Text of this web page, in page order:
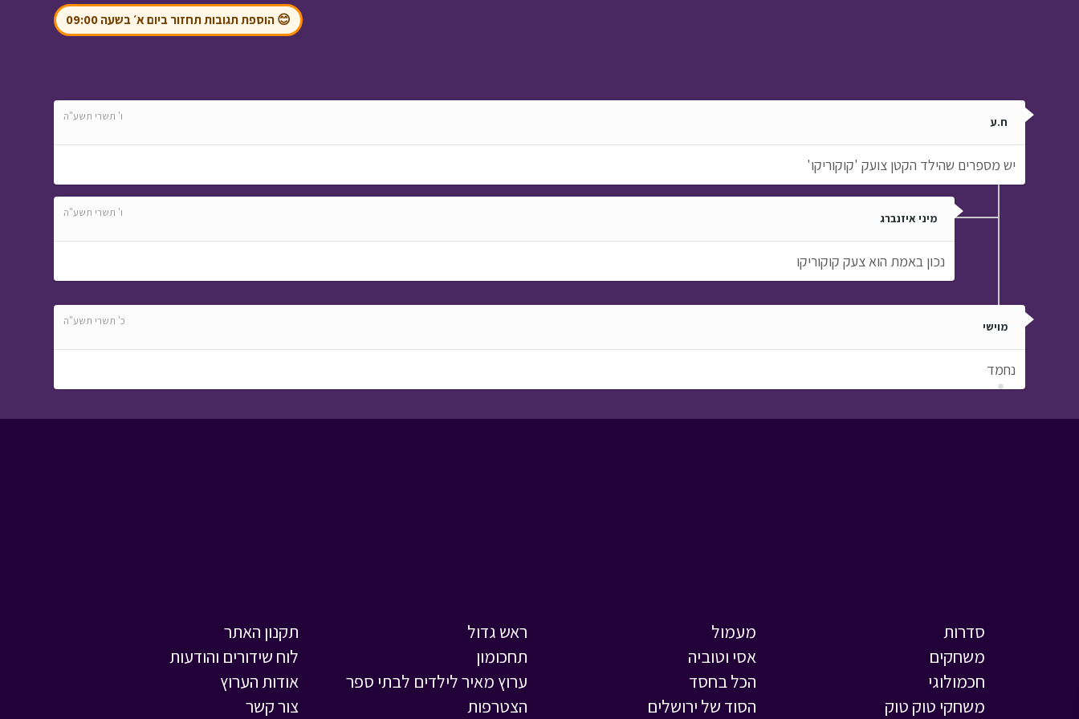
גיבוש ב• מתוך ניידת
אבא ליום אחד -
ליום אחד
😊 הוספת תגובות תחזור ביום א׳ בשעה 09:00
ח.ע ו' תשרי תשע"ה
יש מספרים שהילד הקטן צועק 'קוקוריקו'
מיני איזנברג ו' תשרי תשע"ה
נכון באמת הוא צעק קוקוריקו
מוישי כ' תשרי תשע"ה
נחמד
סדרות
משחקים
חכמולוגי
משחקי טוק טוק
מעמול
אסי וטוביה
הכל בחסד
הסוד של ירושלים
ראש גדול
תחכומון
ערוץ מאיר לילדים לבתי ספר
הצטרפות
תקנון האתר
לוח שידורים והודעות
אודות הערוץ
צור קשר